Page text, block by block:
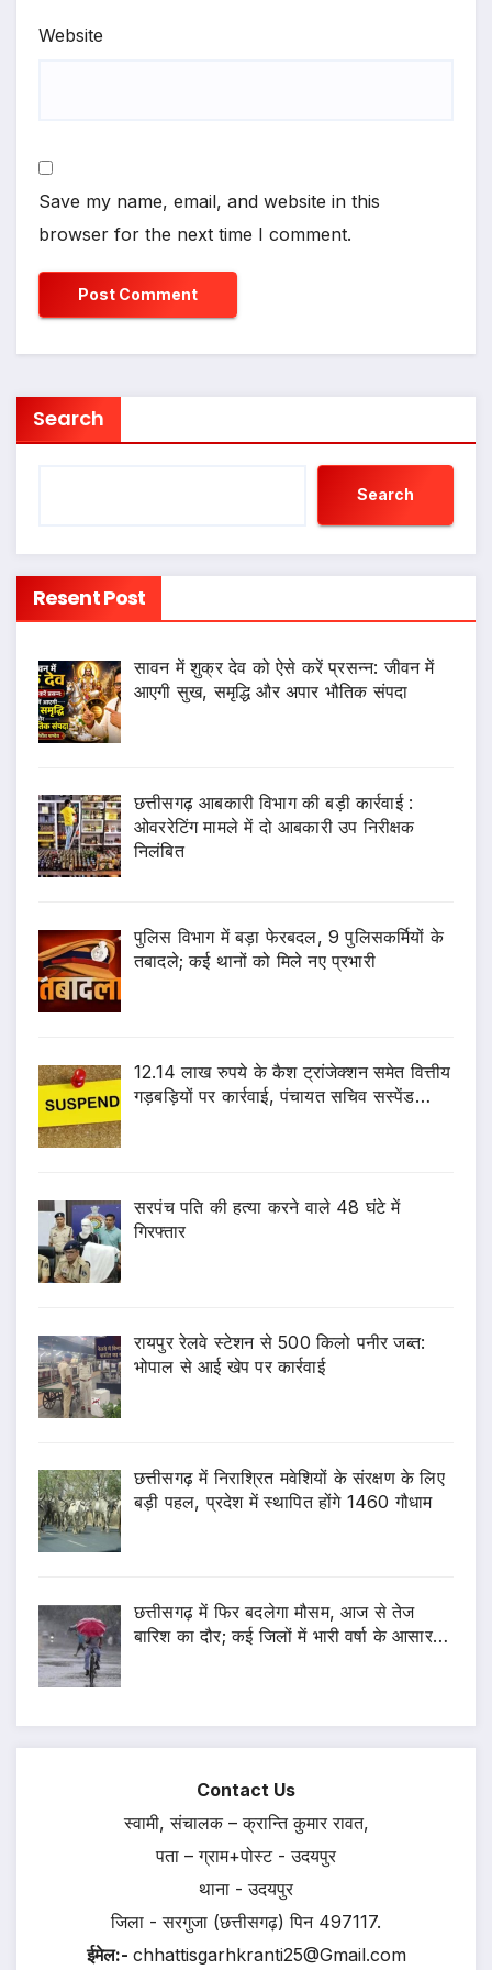
Website
Save my name, email, and website in this
browser for the next time I comment.
Search
Search
Resent Post
सावन में शुक्र देव को ऐसे करें प्रसन्न: जीवन में
आएगी सुख, समृद्धि और अपार भौतिक संपदा
छत्तीसगढ़ आबकारी विभाग की बड़ी कार्रवाई :
ओवररेटिंग मामले में दो आबकारी उप निरीक्षक
निलंबित
पुलिस विभाग में बड़ा फेरबदल, 9 पुलिसकर्मियों के
तबादले; कई थानों को मिले नए प्रभारी
12.14 लाख रुपये के कैश ट्रांजेक्शन समेत वित्तीय
गड़बड़ियों पर कार्रवाई, पंचायत सचिव सस्पेंड…
सरपंच पति की हत्या करने वाले 48 घंटे में
गिरफ्तार
रायपुर रेलवे स्टेशन से 500 किलो पनीर जब्त:
भोपाल से आई खेप पर कार्रवाई
छत्तीसगढ़ में निराश्रित मवेशियों के संरक्षण के लिए
बड़ी पहल, प्रदेश में स्थापित होंगे 1460 गौधाम
छत्तीसगढ़ में फिर बदलेगा मौसम, आज से तेज
बारिश का दौर; कई जिलों में भारी वर्षा के आसार…
Contact Us
स्वामी, संचालक – क्रान्ति कुमार रावत,
पता – ग्राम+पोस्ट - उदयपुर
थाना - उदयपुर
जिला - सरगुजा (छत्तीसगढ़) पिन 497117.
ईमेल:- chhattisgarhkranti25@Gmail.com